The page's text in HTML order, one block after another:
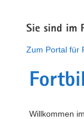
Sie sind im
Zum Portal für
Willkommen